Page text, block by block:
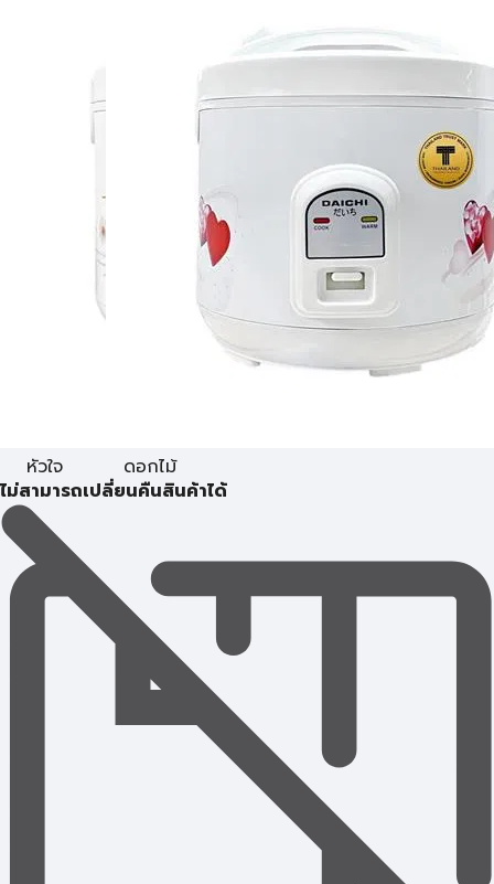
หัวใจ
ดอกไม้
ไม่สามารถเปลี่ยนคืนสินค้าได้